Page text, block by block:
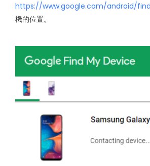
https://www.google.com/android/
機的位置。